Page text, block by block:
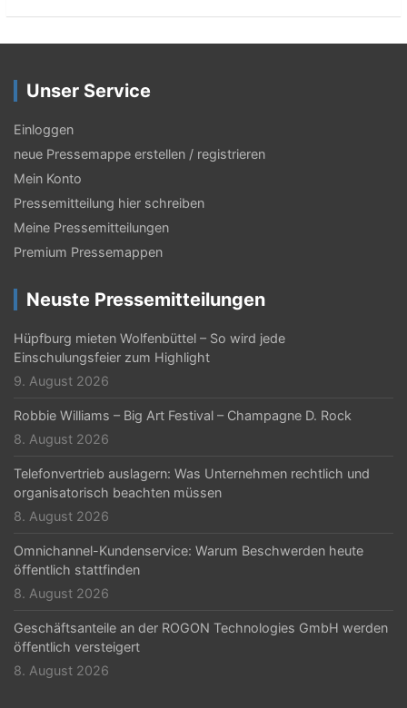
Unser Service
Einloggen
neue Pressemappe erstellen / registrieren
Mein Konto
Pressemitteilung hier schreiben
Meine Pressemitteilungen
Premium Pressemappen
Neuste Pressemitteilungen
Hüpfburg mieten Wolfenbüttel – So wird jede
Einschulungsfeier zum Highlight
9. August 2026
Robbie Williams – Big Art Festival – Champagne D. Rock
8. August 2026
Telefonvertrieb auslagern: Was Unternehmen rechtlich und
organisatorisch beachten müssen
8. August 2026
Omnichannel-Kundenservice: Warum Beschwerden heute
öffentlich stattfinden
8. August 2026
Geschäftsanteile an der ROGON Technologies GmbH werden
öffentlich versteigert
8. August 2026